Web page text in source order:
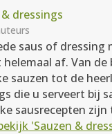
dressings
saus of dressing
af. Van de
sauzen tot de
die u serveert bij
sausrecepten
'Sauzen &